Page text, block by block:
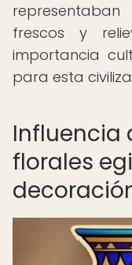
frescos y
importancia
para esta
Influencia
florales